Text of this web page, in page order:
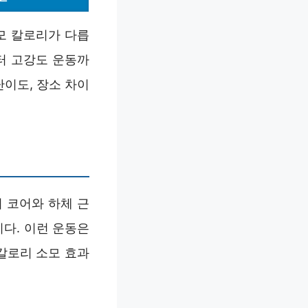
칼로리가 다릅
고강도 운동까
도, 장소 차이
코어와 하체 근
. 이런 운동은
로리 소모 효과